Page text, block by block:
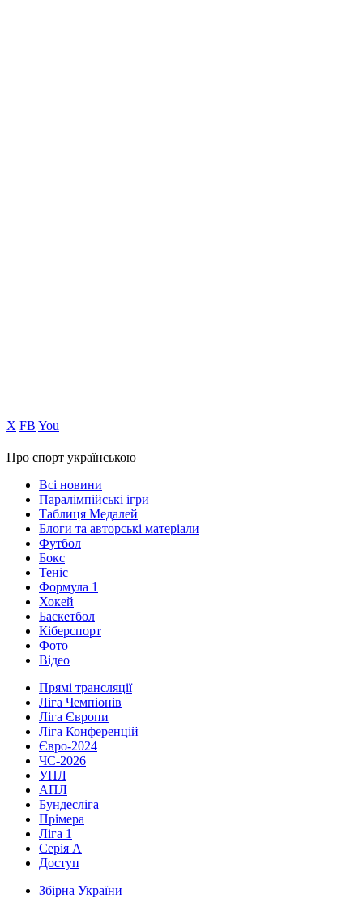
Х FB You
Про спорт українською
Всі новини
Паралімпійські ігри
Таблиця Медалей
Блоги та авторські матеріали
Футбол
Бокс
Теніс
Формула 1
Хокей
Баскетбол
Кіберспорт
Фото
Відео
Прямі трансляції
Ліга Чемпіонів
Ліга Європи
Ліга Конференцій
Євро-2024
ЧС-2026
УПЛ
АПЛ
Бундесліга
Прімера
Ліга 1
Серія А
Доступ
Збірна України